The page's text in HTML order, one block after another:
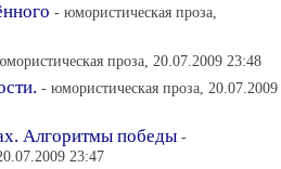
- юмористическая проза,
проза, 20.07.2009 23:48
- юмористическая проза, 20.07.2009
Алгоритмы победы -
23:47